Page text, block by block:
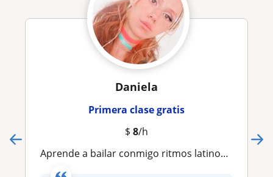
Daniela
Primera clase gratis
$ 8/h
Aprende a bailar conmigo ritmos latinos todas las edades SALSA BACHATA MERENGUE COREOGRAFÍAS BODAS 15S